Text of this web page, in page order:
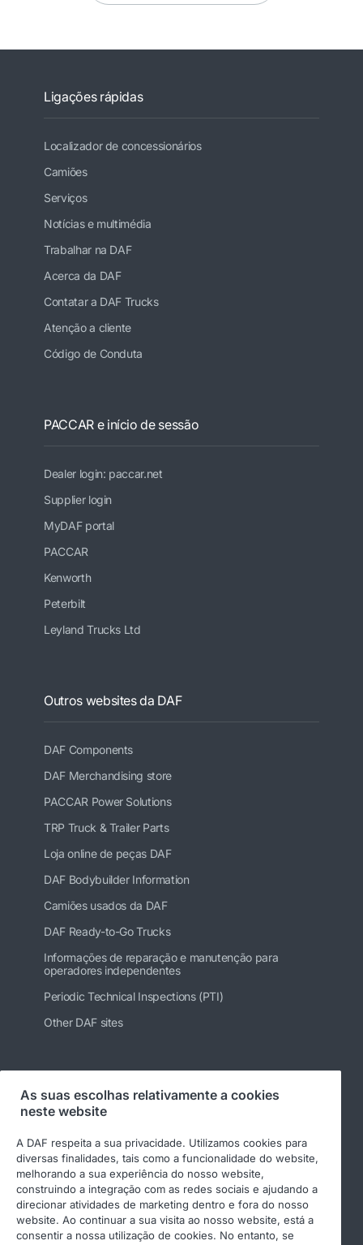
Ligações rápidas
Localizador de concessionários
Camiões
Serviços
Notícias e multimédia
Trabalhar na DAF
Acerca da DAF
Contatar a DAF Trucks
Atenção a cliente
Código de Conduta
PACCAR e início de sessão
Dealer login: paccar.net
Supplier login
MyDAF portal
PACCAR
Kenworth
Peterbilt
Leyland Trucks Ltd
Outros websites da DAF
DAF Components
DAF Merchandising store
PACCAR Power Solutions
TRP Truck & Trailer Parts
Loja online de peças DAF
DAF Bodybuilder Information
Camiões usados da DAF
DAF Ready-to-Go Trucks
Informações de reparação e manutenção para
operadores independentes
Periodic Technical Inspections (PTI)
Other DAF sites
Siga-nos
As suas escolhas relativamente a cookies
neste website
A DAF respeita a sua privacidade. Utilizamos cookies para
diversas finalidades, tais como a funcionalidade do website,
melhorando a sua experiência do nosso website,
construindo a integração com as redes sociais e ajudando a
direcionar atividades de marketing dentro e fora do nosso
website. Ao continuar a sua visita ao nosso website, está a
consentir a nossa utilização de cookies. No entanto, se